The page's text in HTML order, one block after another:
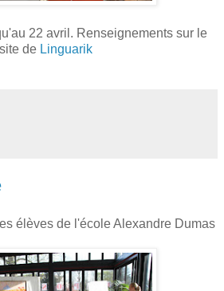
22 avril. Renseignements sur le
site de Linguarik
élèves de l'école Alexandre Dumas